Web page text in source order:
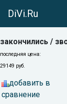
DiVi.Ru
закончились /
последняя цена:
29149 руб.
добавить в
сравнение